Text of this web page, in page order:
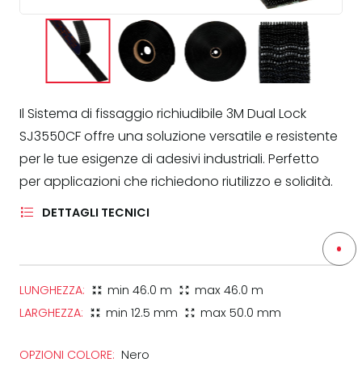
Il Sistema di fissaggio richiudibile 3M Dual Lock
SJ3550CF offre una soluzione versatile e resistente
per le tue esigenze di adesivi industriali. Perfetto
per applicazioni che richiedono riutilizzo e solidità.
DETTAGLI TECNICI
OPZIONI COLORE: Nero
LUNGHEZZA: zoom_in_map min 46.0 m zoom_out_map max 46.0 m
LARGHEZZA:
zoom_in_map min 12.5 mm zoom_out_map max 50.0 mm